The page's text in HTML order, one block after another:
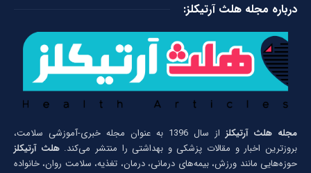
درباره مجله هلث آرتیکلز:
مجله هلث آرتیکلز
از سال 1396 به عنوان مجله خبری-آموزشی سلامت،
بروزترین اخبار و مقالات پزشکی و بهداشتی را منتشر می‌کند.هلث آرتیکلز
حوزه‌هایی مانند ورزش، بیمه‌های درمانی، درمان، تغذیه، سلامت روان، خانواده